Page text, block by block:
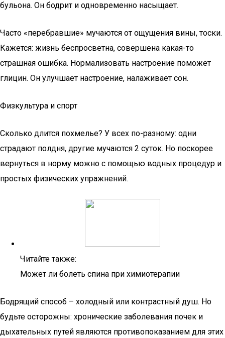
бульона. Он бодрит и одновременно насыщает.
Часто «перебравшие» мучаются от ощущения вины, тоски.
Кажется: жизнь беспросветна, совершена какая-то
страшная ошибка. Нормализовать настроение поможет
глицин. Он улучшает настроение, налаживает сон.
Физкультура и спорт
Сколько длится похмелье? У всех по-разному: одни
страдают полдня, другие мучаются 2 суток. Но поскорее
вернуться в норму можно с помощью водных процедур и
простых физических упражнений.
Читайте также:
Может ли болеть спина при химиотерапии
Бодрящий способ – холодный или контрастный душ. Но
будьте осторожны: хронические заболевания почек и
дыхательных путей являются противопоказанием для этих